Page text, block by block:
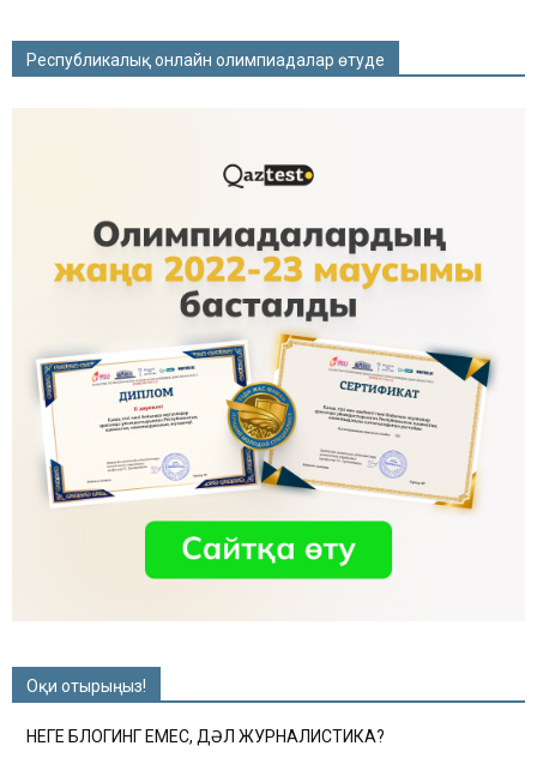
Республикалық онлайн олимпиадалар өтуде
Оқи отырыңыз!
НЕГЕ БЛОГИНГ ЕМЕС, ДӘЛ ЖУРНАЛИСТИКА?